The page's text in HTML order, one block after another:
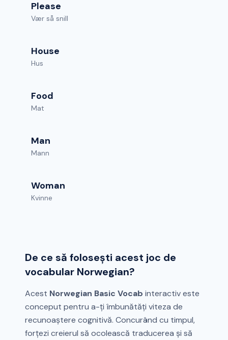
Please
Vær så snill
House
Hus
Food
Mat
Man
Mann
Woman
Kvinne
De ce să folosești acest joc de
vocabular Norwegian?
Acest Norwegian Basic Vocab interactiv este
conceput pentru a-ți îmbunătăți viteza de
recunoaștere cognitivă. Concurând cu timpul,
forțezi creierul să ocolească traducerea și să